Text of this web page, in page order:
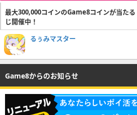
最大300,000コインのGame8コインが当た
じ開催中！
るぅみマスター
Game8からのお知らせ